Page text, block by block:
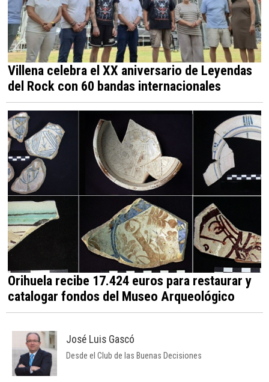
Villena celebra el XX aniversario de Leyendas
del Rock con 60 bandas internacionales
Orihuela recibe 17.424 euros para restaurar y
catalogar fondos del Museo Arqueológico
José Luis Gascó
Desde el Club de las Buenas Decisiones